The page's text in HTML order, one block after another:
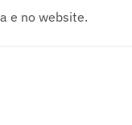
e no website.